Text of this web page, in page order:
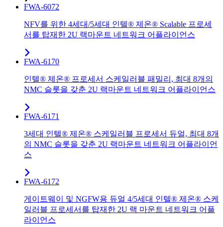
FWA-6072
NFV를 위한 4세대/5세대 인텔® 제온® Scalable 프로세
서를 탑재한 2U 랙마운트 네트워크 어플라이언스
FWA-6170
인텔® 제온® 프로세서 스케일러블 패밀리, 최대 8개의
NMC 슬롯을 갖춘 2U 랙마운트 네트워크 어플라이언스
FWA-6171
3세대 인텔® 제온® 스케일러블 프로세서 듀얼, 최대 8개
의 NMC 슬롯을 갖춘 2U 랙마운트 네트워크 어플라이언
스
FWA-6172
게이트웨이 및 NGFW용 듀얼 4/5세대 인텔® 제온® 스케
일러블 프로세서를 탑재한 2U 랙 마운트 네트워크 어플
라이언스